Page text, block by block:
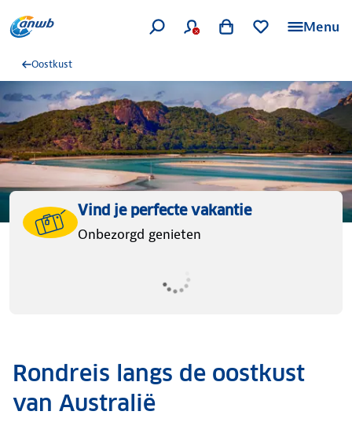
Menu
Oostkust
Vind je perfecte vakantie
Onbezorgd genieten
Rondreis langs de oostkust
van Australië